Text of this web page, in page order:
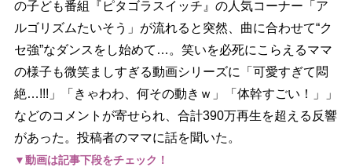
の子ども番組『ピタゴラスイッチ』の人気コーナー「ア
ルゴリズムたいそう」が流れると突然、曲に合わせて“ク
セ強”なダンスをし始めて…。笑いを必死にこらえるママ
の様子も微笑ましすぎる動画シリーズに「可愛すぎて悶
絶…!!!」「きゃわわ、何その動きｗ」「体幹すごい！」」
などのコメントが寄せられ、合計390万再生を超える反響
があった。投稿者のママに話を聞いた。
▼動画は記事下段をチェック！